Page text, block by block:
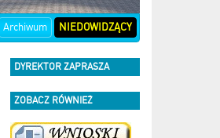
Archiwum NIEDOWIDZĄCY
DYREKTOR ZAPRASZA
ZOBACZ RÓWNIEŻ